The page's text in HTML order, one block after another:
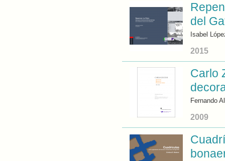
del
Isabel
2015
Carlo
Fernando
2009